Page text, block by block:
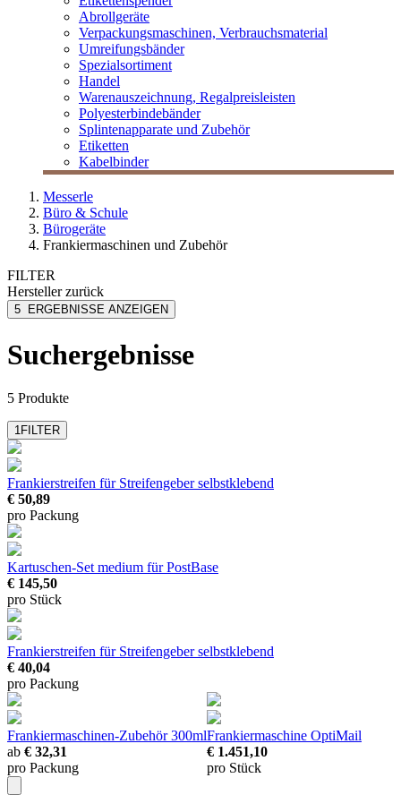
Abrollgeräte
Verpackungsmaschinen, Verbrauchsmaterial
Umreifungsbänder
Spezialsortiment
Handel
Warenauszeichnung, Regalpreisleisten
Polyesterbindebänder
Splintenapparate und Zubehör
Etiketten
Kabelbinder
Messerle
Büro & Schule
Bürogeräte
Frankiermaschinen und Zubehör
FILTER
Herstellerzurück
Francotyp-Postalia
5 ERGEBNISSE ANZEIGEN
Suchergebnisse
5 Produkte
1FILTER
Frankierstreifen für Streifengeberselbstklebend
€ 50,89
pro Packung
Kartuschen-Set medium für PostBase
€ 145,50
pro Stück
Frankierstreifen für Streifengeberselbstklebend
€ 40,04
pro Packung
Frankiermaschinen-Zubehör300ml
ab € 32,31
pro Packung
Frankiermaschine OptiMail
€ 1.451,10
pro Stück